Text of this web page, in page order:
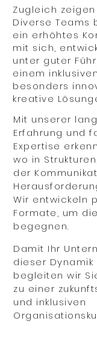
Zugleich zeigen
Diverse Teams
ein erhöhtes
mit sich,
unter guter
einem
besonders
kreative
Mit unserer
Erfahrung und
Expertise
wo in
der
Wir entwickeln
Formate, um
begegnen.
Damit Ihr
dieser
begleiten wir
zu einer
und inklusiven